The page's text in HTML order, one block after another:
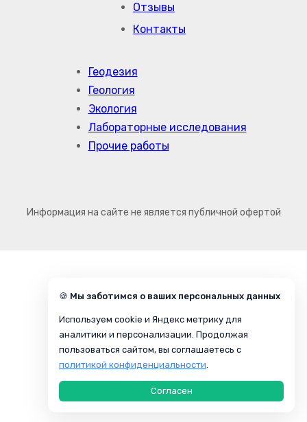
Отзывы
Контакты
Геодезия
Геология
Экология
Лабораторные исследования
Прочие работы
Информация на сайте не является публичной офертой
🍪 Мы заботимся о ваших персональных данных
Используем cookie и Яндекс метрику для
аналитики и персонализации. Продолжая
пользоваться сайтом, вы соглашаетесь с
политикой конфиденциальности.
Согласен